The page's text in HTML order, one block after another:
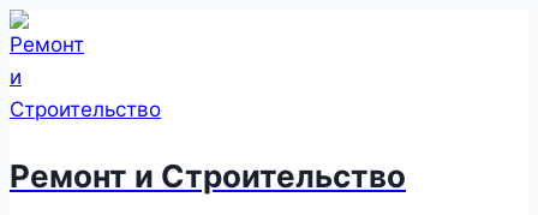
Перейти
к
содержимому
Ремонт и Строительство